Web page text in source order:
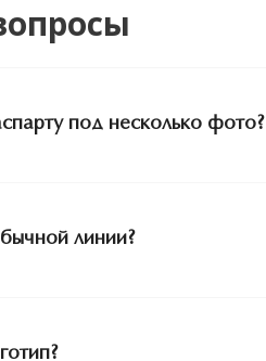
под несколько фото?
линии?